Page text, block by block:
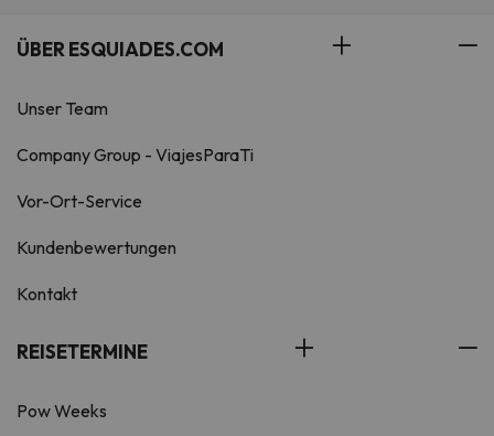
ÜBER ESQUIADES.COM
Unser Team
Company Group - ViajesParaTi
Vor-Ort-Service
Kundenbewertungen
Kontakt
REISETERMINE
Pow Weeks